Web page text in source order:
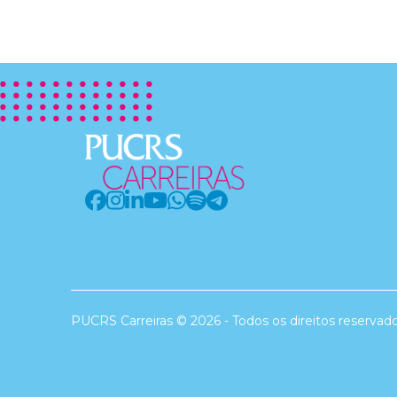
PUCRS Carreiras © 2026 - Todos os direitos